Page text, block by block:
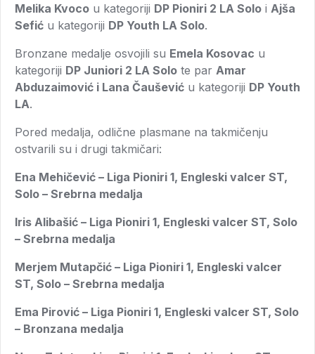
Melika Kvoco u kategoriji DP Pioniri 2 LA Solo i Ajša
Sefić u kategoriji DP Youth LA Solo.
Bronzane medalje osvojili su Emela Kosovac u
kategoriji DP Juniori 2 LA Solo te par Amar
Abduzaimović i Lana Čaušević u kategoriji DP Youth
LA.
Pored medalja, odlične plasmane na takmičenju
ostvarili su i drugi takmičari:
Ena Mehičević – Liga Pioniri 1, Engleski valcer ST,
Solo – Srebrna medalja
Iris Alibašić – Liga Pioniri 1, Engleski valcer ST, Solo
– Srebrna medalja
Merjem Mutapčić – Liga Pioniri 1, Engleski valcer
ST, Solo – Srebrna medalja
Ema Pirović – Liga Pioniri 1, Engleski valcer ST, Solo
– Bronzana medalja